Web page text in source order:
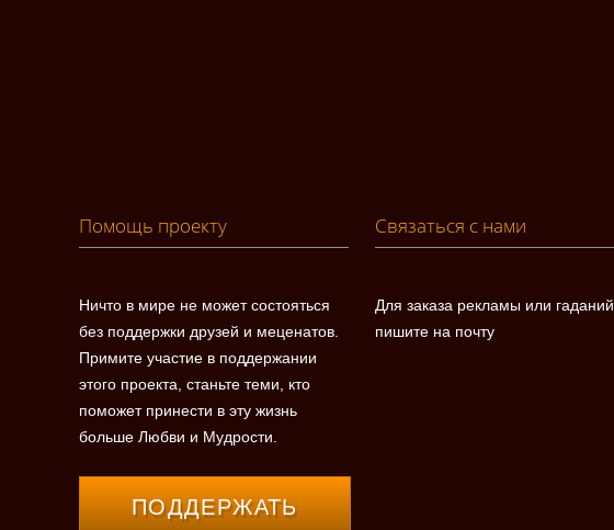
Помощь проекту
Ничто в мире не может состояться
без поддержки друзей и меценатов.
Примите участие в поддержании
этого проекта, станьте теми, кто
поможет принести в эту жизнь
больше Любви и Мудрости.
ПОДДЕРЖАТЬ
Связаться с нами
Для заказа рекламы или гаданий
пишите на почту